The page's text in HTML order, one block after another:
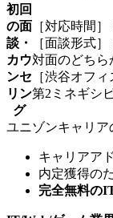
初回
の面
談・
カウ
ンセ
リン
グ
［対応時間
［面談形式
対面のどちら
［渋谷オフ
第2ミネギシ
ユニゾンキャリア
キャリアア
内定獲得の
完全無料の